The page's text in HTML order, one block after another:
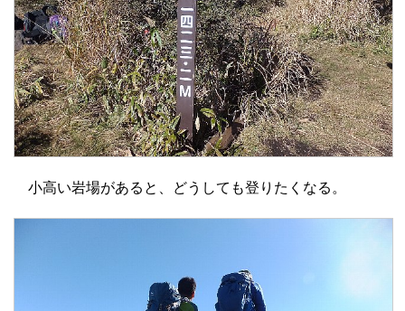
小高い岩場があると、どうしても登りたくなる。